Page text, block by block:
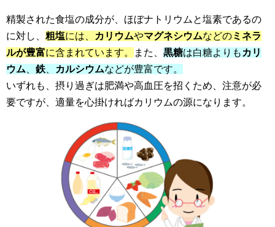
精製された食塩の成分が、ほぼナトリウムと塩素であるの
に対し、 粗塩には、 カリウムやマグネシウムなどのミネラ
ルが豊富に含まれています。 また、 黒糖は白糖よりも カリ
ウム
鉄 カルシウムなどが豊富です。
いずれも、摂り過ぎは肥満や高血圧を招くため、注意が必
要ですが、適量を心掛ければカリウムの源になります。